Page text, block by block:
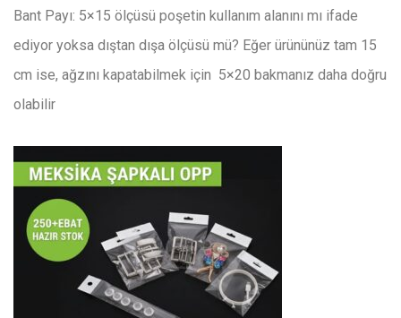
Bant Payı: 5×15 ölçüsü poşetin kullanım alanını mı ifade
ediyor yoksa dıştan dışa ölçüsü mü? Eğer ürününüz tam 15
cm ise, ağzını kapatabilmek için 5×20 bakmanız daha doğru
olabilir